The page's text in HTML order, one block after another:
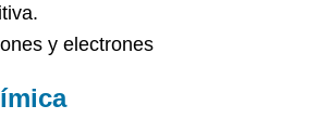
y electrones